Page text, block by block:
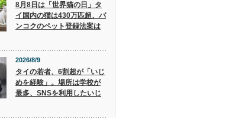
8月8日は「世界猫の日」タ
イ国内の猫は430万匹超、バ
ンコクのペット登録法案は
2026/8/9
タイの若者、6割超が「いじ
めを経験」。場所は学校が
最多、SNSを利用したいじ